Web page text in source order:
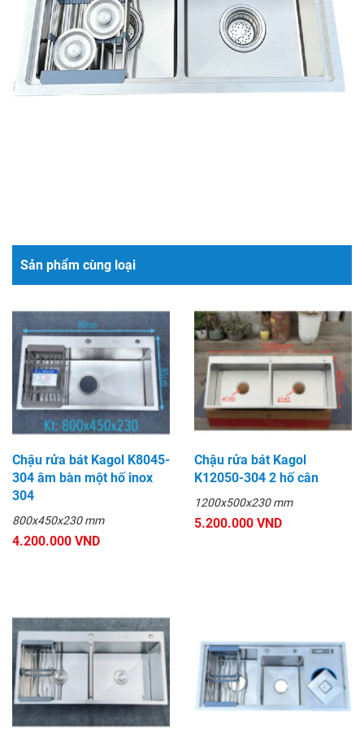
Sản phẩm cùng loại
Chậu rửa bát Kagol K8045-
304 âm bàn một hố inox
304
800x450x230 mm
4.200.000 VND
Chậu rửa bát Kagol
K12050-304 2 hố cân
1200x500x230 mm
5.200.000 VND